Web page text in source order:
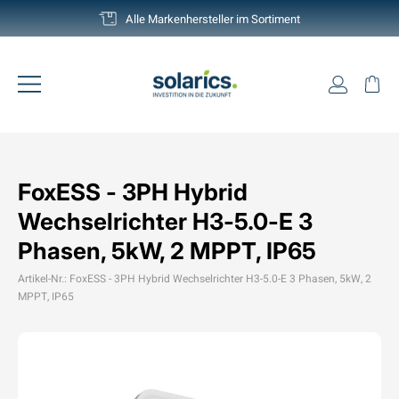
Direkt
zum
Pause
Deutschlands grösste Auswahl
Seitennavigation
FoxESS - 3PH Hybrid
Wechselrichter H3-5.0-E 3
Phasen, 5kW, 2 MPPT, IP65
Artikel-Nr.: FoxESS - 3PH Hybrid Wechselrichter H3-5.0-E 3 Phasen, 5kW, 2
MPPT, IP65